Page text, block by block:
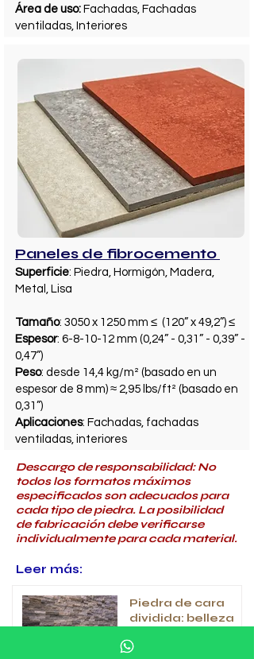
Área de uso: Fachadas, Fachadas
ventiladas, Interiores
Paneles de fibrocemento
Superficie: Piedra, Hormigón, Madera,
Metal, Lisa
Tamaño: 3050 x 1250 mm ≤ (120” x 49,2”) ≤
Espesor: 6-8-10-12 mm (0,24” - 0,31” - 0,39” -
0,47”)
Peso: desde 14,4 kg/m² (basado en un
espesor de 8 mm) ≈ 2,95 lbs/ft² (basado en
0,31”)
Aplicaciones: Fachadas, fachadas
ventiladas, interiores
Descargo de responsabilidad: No
todos los formatos máximos
especificados son adecuados para
cada tipo de piedra. La posibilidad
de fabricación debe verificarse
individualmente para cada material.
Leer más:
Piedra de cara
dividida: belleza
para tu hogar y